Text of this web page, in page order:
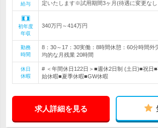
給与
定いたします※試用期間3ヶ月(待遇に変更なし
初年度
年収
340万円～414万円
勤務
時間
8：30～17：30実働：8時間休憩：60分時間
均的な月残業 20時間
休日
休暇
# ＜年間休日122日＞■週休2日制 (土日)■祝日
始休暇■夏季休暇■GW休暇
求人詳細を見る